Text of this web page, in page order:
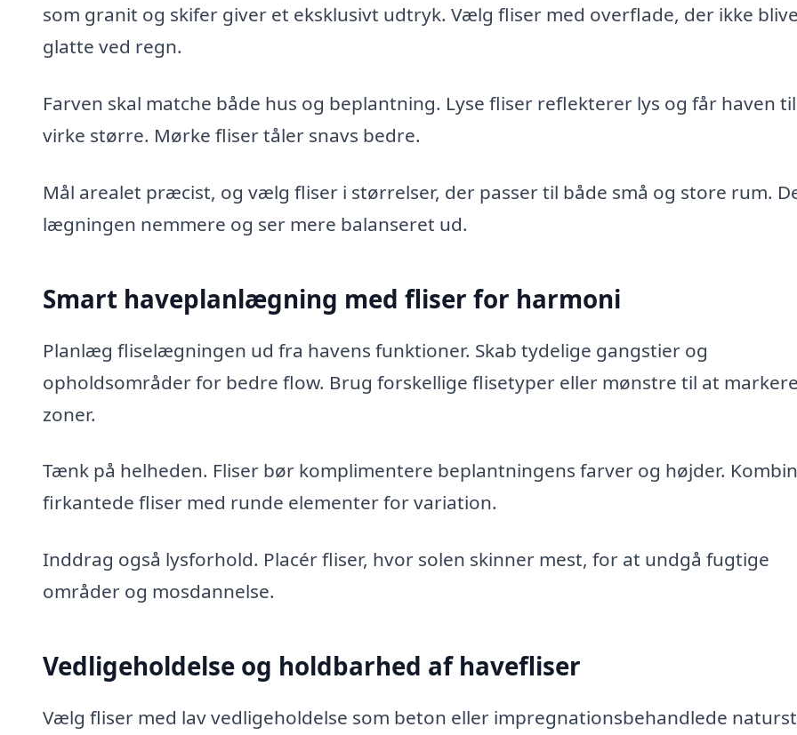
som granit og skifer giver et eksklusivt udtryk. Vælg fliser med overflade, der ikke
glatte ved regn.
Farven skal matche både hus og beplantning. Lyse fliser reflekterer lys og får haven
virke større. Mørke fliser tåler snavs bedre.
Mål arealet præcist, og vælg fliser i størrelser, der passer til både små og store rum.
lægningen nemmere og ser mere balanseret ud.
Smart haveplanlægning med fliser for harmoni
Planlæg fliselægningen ud fra havens funktioner. Skab tydelige gangstier og
opholdsområder for bedre flow. Brug forskellige flisetyper eller mønstre til at markere
zoner.
Tænk på helheden. Fliser bør komplimentere beplantningens farver og højder.
firkantede fliser med runde elementer for variation.
Inddrag også lysforhold. Placér fliser, hvor solen skinner mest, for at undgå fugtige
områder og mosdannelse.
Vedligeholdelse og holdbarhed af havefliser
Vælg fliser med lav vedligeholdelse som beton eller impregnationsbehandlede